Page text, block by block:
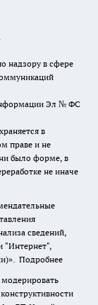
надзору в сфере
Эл № ФС
в
праве и не
было форме, в
не иначе
сведений,
"Интернет",
Подробнее